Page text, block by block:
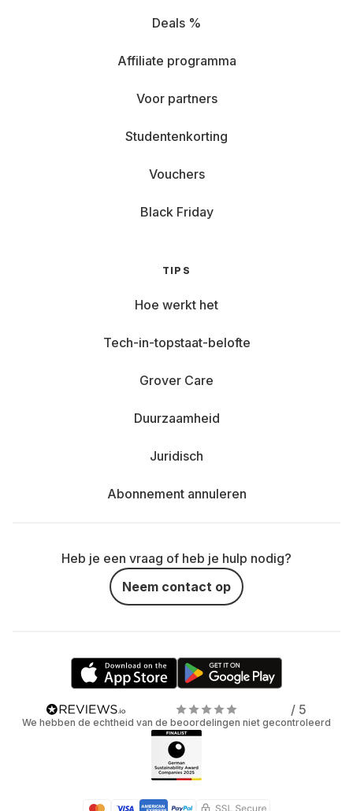
Deals %
Affiliate programma
Voor partners
Studentenkorting
Vouchers
Black Friday
TIPS
Hoe werkt het
Tech-in-topstaat-belofte
Grover Care
Duurzaamheid
Juridisch
Abonnement annuleren
Heb je een vraag of heb je hulp nodig?
Neem contact op
/ 5
We hebben de echtheid van de beoordelingen niet gecontroleerd